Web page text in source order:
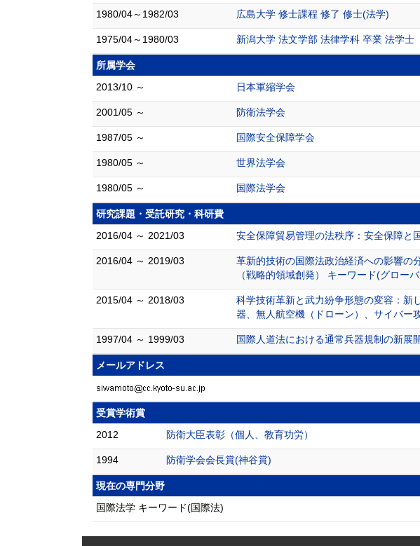
1980/04～1982/03 広島大学 修士課程 修了 修士(法学)
1975/04～1980/03 新潟大学 法文学部 法律学科 卒業 法学士
所属学会
2013/10 ～
日本軍縮学会
2001/05 ～ 防衛法学会
1987/05 ～ 国際安全保障学会
1980/05 ～ 世界法学会
1980/05 ～ 国際法学会
研究課題・受託研究・科研費
2016/04 ～ 2021/03
安全保障貿易管理の法秩序：安全保障と
2016/04 ～ 2019/03
革新的技術の国際法政治経済への影響の
（戦略的領域創発） キーワード(グロー
2015/04 ～ 2018/03
科学技術革新と武力紛争形態の変容：新
器、無人航空機（ドローン）、サイバー
1997/04 ～ 1999/03 国際人道法における通常兵器規制の新
メールアドレス
受賞学術賞
2012
防衛大臣表彰（個人、教育功労）
1994 防衛学会会長賞(神谷賞)
現在の専門分野
国際法学 キーワード(国際法)